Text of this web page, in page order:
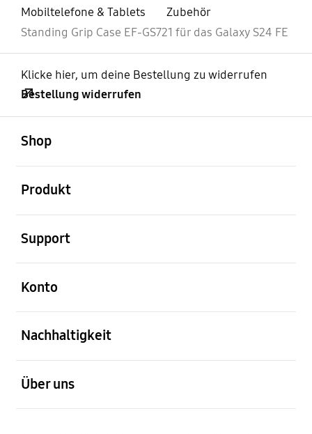
Mobiltelefone & Tablets
Zubehör
Standing Grip Case EF-GS721 für das Galaxy S24 FE
Klicke hier, um deine Bestellung zu widerrufen
Bestellung widerrufen
Shop
Produkt
Support
Konto
Nachhaltigkeit
Über uns